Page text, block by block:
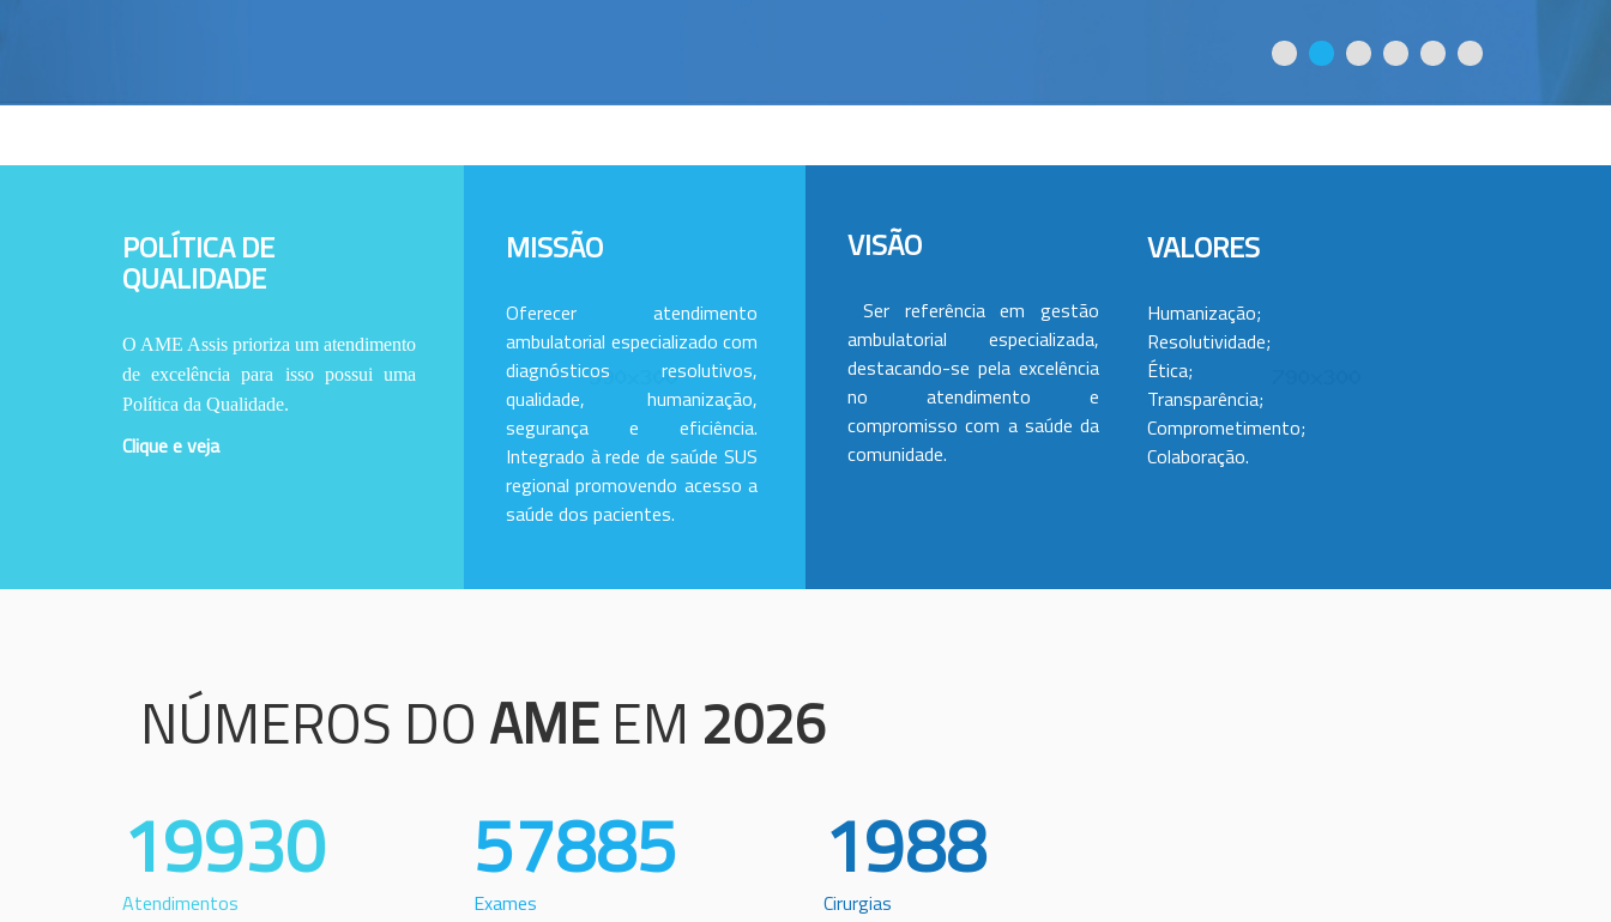
POLÍTICA DE
QUALIDADE
O AME Assis prioriza um atendimento
de excelência para isso possui uma
Política da Qualidade.
Clique e veja
MISSÃO
Oferecer atendimento
ambulatorial especializado com
diagnósticos resolutivos,
qualidade, humanização,
segurança e eficiência.
Integrado à rede de saúde SUS
regional promovendo acesso a
saúde dos pacientes.
VISÃO
Ser referência em gestão
ambulatorial especializada,
destacando-se pela excelência
no atendimento e
compromisso com a saúde da
comunidade.
VALORES
Humanização;
Resolutividade;
Ética;
Transparência;
Comprometimento;
Colaboração.
NÚMEROS DO AME EM 2026
19930
Atendimentos
57885
Exames
1988
Cirurgias